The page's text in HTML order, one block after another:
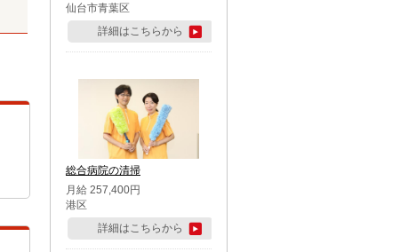
仙台市青葉区
詳細はこちらから
総合病院の清掃
月給 257,400円
港区
詳細はこちらから